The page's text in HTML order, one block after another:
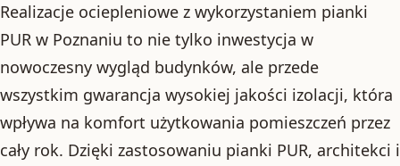
Realizacje ociepleniowe z wykorzystaniem pianki
PUR w Poznaniu to nie tylko inwestycja w
nowoczesny wygląd budynków, ale przede
wszystkim gwarancja wysokiej jakości izolacji, która
wpływa na komfort użytkowania pomieszczeń przez
cały rok. Dzięki zastosowaniu pianki PUR, architekci i